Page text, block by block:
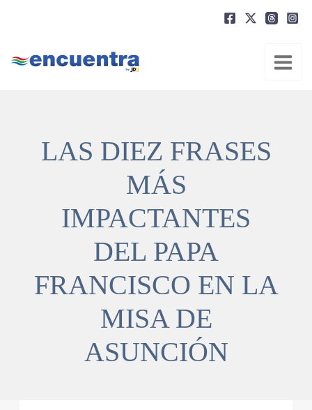
LAS DIEZ FRASES
MÁS
IMPACTANTES
DEL PAPA
FRANCISCO EN LA
MISA DE
ASUNCIÓN